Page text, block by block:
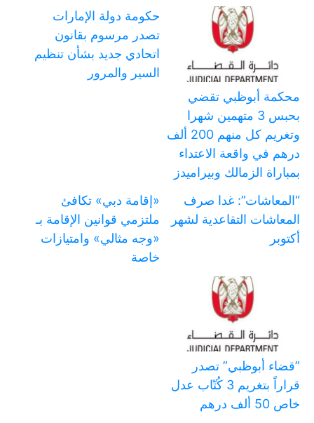
محكمة أبوظبي تقضي
بحبس 3 متهمين شهرا
وتغريم كل منهم 200 ألف
درهم في واقعة الاعتداء
بمباراة الزمالك وبيراميدز
حكومة دولة الإمارات
تصدر مرسوم بقانون
اتحادي جديد بشأن تنظيم
السير والمرور
“المعاشات”: غدا صرف
المعاشات التقاعدية لشهر
أكتوبر
«إقامة دبي» تكافئ
ملتزمي قوانين الإقامة بـ
«وجه مثالي» وامتيازات
خاصة
‏”قضاء أبوظبي” تصدر
قراراً بتغريم 3 كُتّاب عدل
خاص 50 ألف درهم